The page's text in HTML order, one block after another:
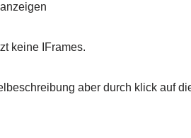
keine IFrames.
aber durch klick auf